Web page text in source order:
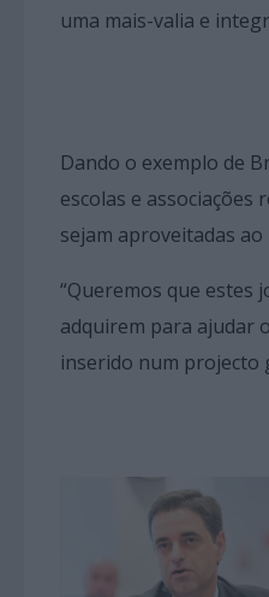
uma mais-valia e
Dando o exemplo de
escolas e associações
sejam aproveitadas ao
“Queremos que estes
adquirem para ajudar
inserido num projecto